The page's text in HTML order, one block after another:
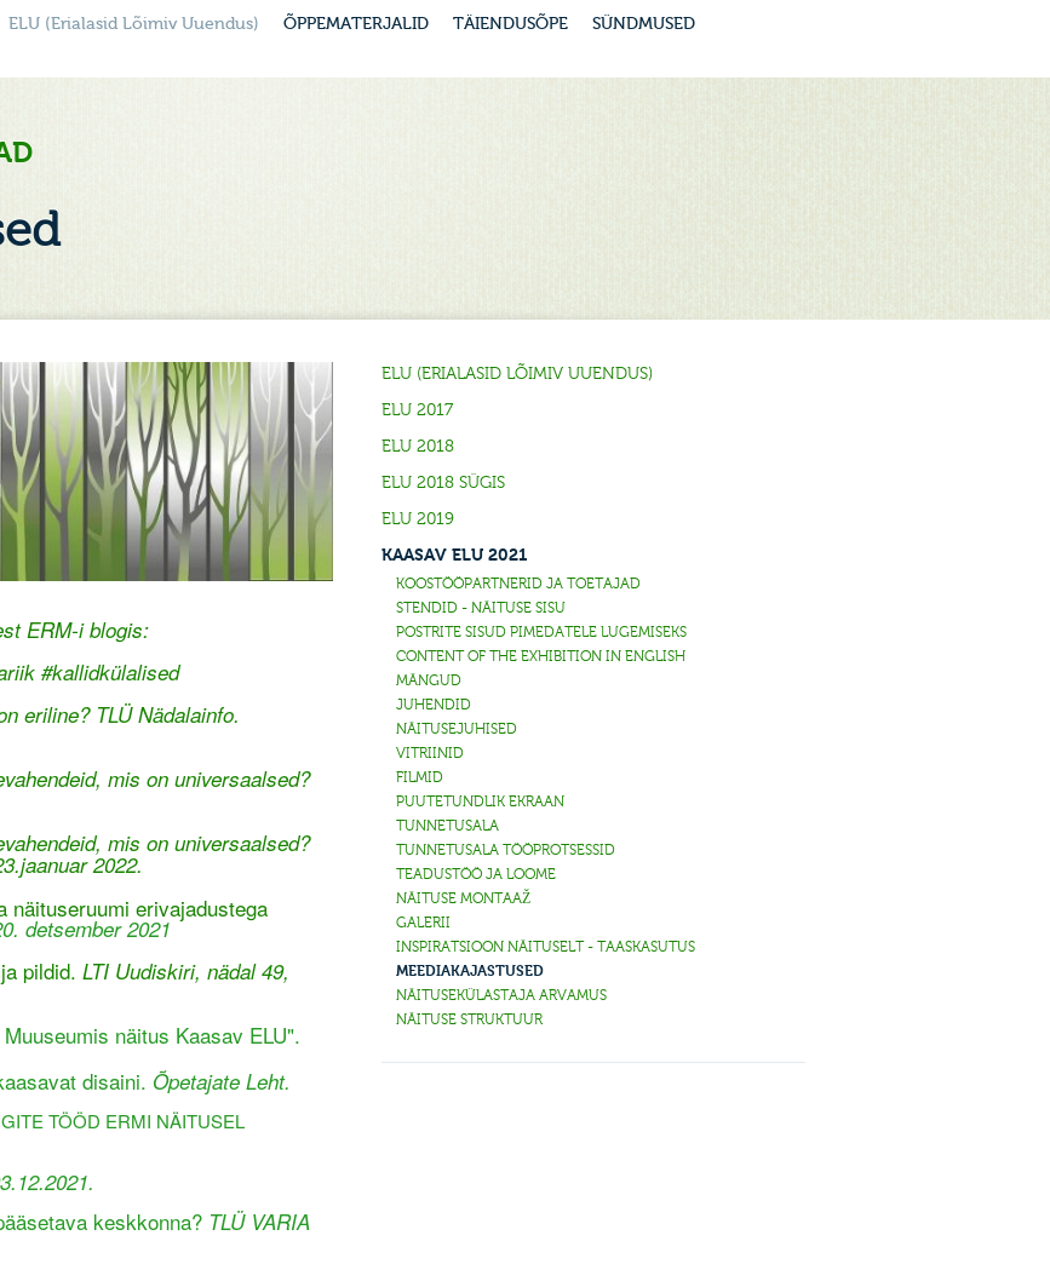
ELU (Erialasid Lõimiv Uuendus) ÕPPEMATERJALID TÄIENDUSÕPE
SÜNDMUSED
ERM-i blogis:
#kallidkülalised
eriline? TLÜ Nädalainfo.
mis on universaalsed?
mis on universaalsed?
2022.
näituseruumi erivajadustega
detsember 2021
pildid. LTI Uudiskiri, nädal 49,
näitus Kaasav ELU".
disaini. Õpetajate Leht.
TÖÖD ERMI NÄITUSEL
keskkonna? TLÜ VARIA
ELU (ERIALASID LÕIMIV UUENDUS)
ELU 2017
ELU 2018
ELU 2018 SÜGIS
ELU 2019
KAASAV ELU 2021
KOOSTÖÖPARTNERID JA TOETAJAD
STENDID - NÄITUSE SISU
POSTRITE SISUD PIMEDATELE LUGEMISEKS
CONTENT OF THE EXHIBITION IN ENGLISH
MÄNGUD
JUHENDID
NÄITUSEJUHISED
VITRIINID
FILMID
PUUTETUNDLIK EKRAAN
TUNNETUSALA
TUNNETUSALA TÖÖPROTSESSID
TEADUSTÖÖ JA LOOME
NÄITUSE MONTAAŽ
GALERII
INSPIRATSIOON NÄITUSELT - TAASKASUTUS
MEEDIAKAJASTUSED
NÄITUSEKÜLASTAJA ARVAMUS
NÄITUSE STRUKTUUR